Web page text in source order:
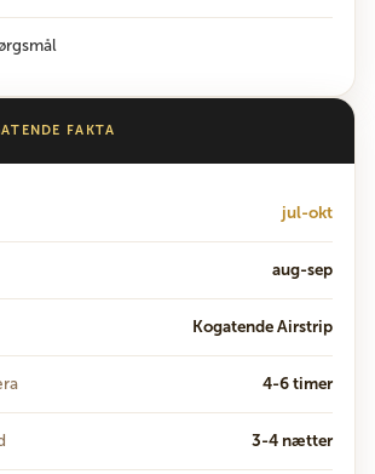
FAKTA
jul-okt
aug-sep
Kogatende Airstrip
4-6 timer
3-4 nætter